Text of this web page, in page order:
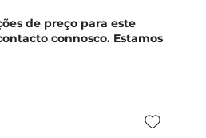
de preço para este
connosco. Estamos